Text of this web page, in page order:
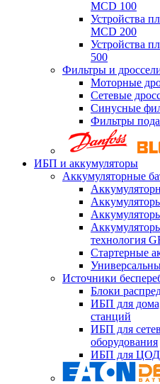
MCD 100
Устройства
MCD 200
Устройства
500
Фильтры и
Моторные
Сетевые
Синусные
Фильтры
ИБП и аккумуляторы
Аккумуляторные
технология
Стартерные
Источники
Блоки
ИБП для
станций
ИБП для
оборудования
ИБП для ЦОД